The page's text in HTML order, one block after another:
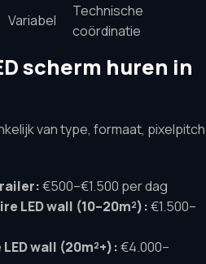
Variabel
Technische
coördinatie
scherm huren in
van type, formaat, pixelpitch
€500–€1.500 per dag
LED wall (10–20m²):€1.500–
wall (20m²+):€4.000–